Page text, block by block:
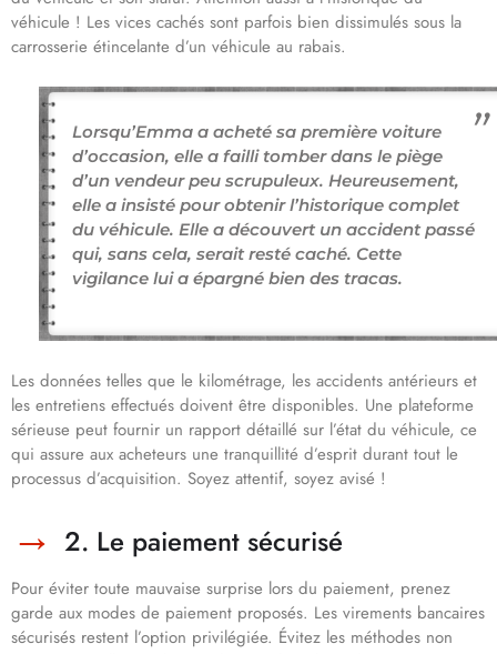
véhicule ! Les vices cachés sont parfois bien dissimulés sous la
carrosserie étincelante d’un véhicule au rabais.
Lorsqu’Emma a acheté sa première voiture
d’occasion, elle a failli tomber dans le piège
d’un vendeur peu scrupuleux. Heureusement,
elle a insisté pour obtenir l’historique complet
du véhicule. Elle a découvert un accident passé
qui, sans cela, serait resté caché. Cette
vigilance lui a épargné bien des tracas.
Les données telles que le kilométrage, les accidents antérieurs et
les entretiens effectués doivent être disponibles. Une plateforme
sérieuse peut fournir un rapport détaillé sur l’état du véhicule, ce
qui assure aux acheteurs une tranquillité d’esprit durant tout le
processus d’acquisition. Soyez attentif, soyez avisé !
2. Le paiement sécurisé
Pour éviter toute mauvaise surprise lors du paiement, prenez
garde aux modes de paiement proposés. Les virements bancaires
sécurisés restent l’option privilégiée. Évitez les méthodes non